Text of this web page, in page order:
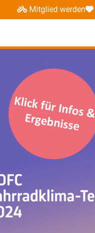
Mitglied werden